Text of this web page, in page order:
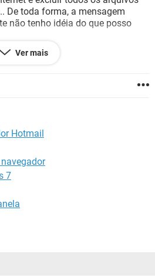
De toda forma, a mensagem
não tenho idéia do que posso
me ajudar?
Ver mais
Hotmail
7